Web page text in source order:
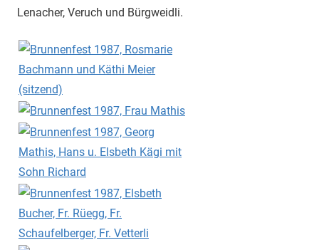
Lenacher, Veruch und Bürgweidli.